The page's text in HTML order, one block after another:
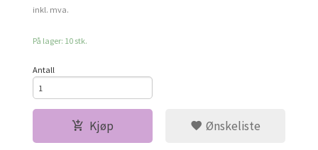
inkl. mva.
På lager: 10 stk.
Antall
Kjøp Ønskeliste